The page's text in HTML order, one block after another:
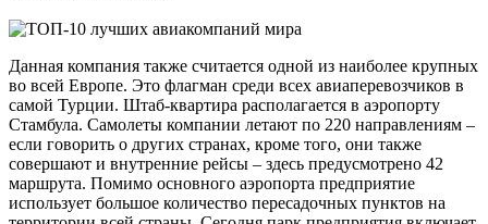
Данная компания также считается одной из наиболее крупных
во всей Европе. Это флагман среди всех авиаперевозчиков в
самой Турции. Штаб-квартира располагается в аэропорту
Стамбула. Самолеты компании летают по 220 направлениям –
если говорить о других странах, кроме того, они также
совершают и внутренние рейсы – здесь предусмотрено 42
маршрута. Помимо основного аэропорта предприятие
использует большое количество пересадочных пунктов на